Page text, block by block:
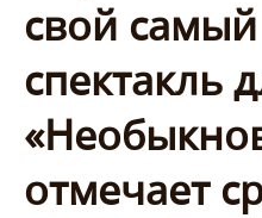
свой
спектакль
отмечает